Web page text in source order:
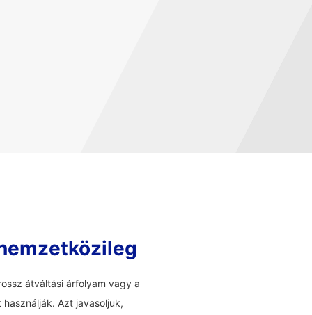
átváltási árfolyam vagy a
Azt javasoljuk,